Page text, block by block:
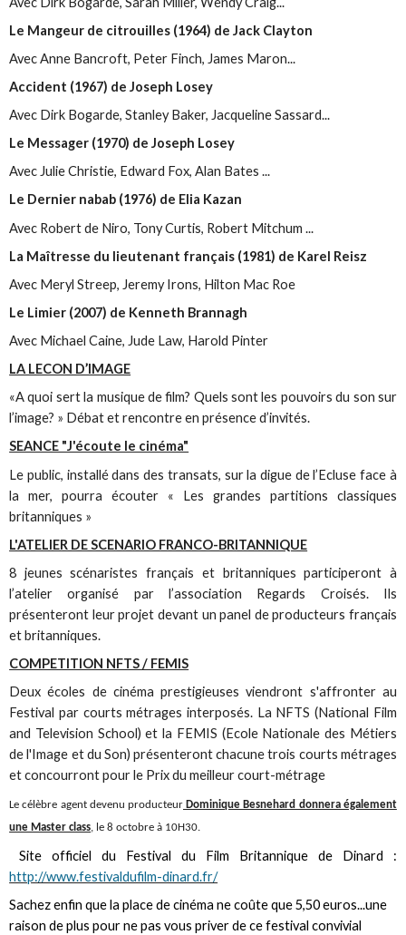
Le Mangeur de citrouilles (1964) de Jack Clayton
Avec Anne Bancroft, Peter Finch, James Maron...
Accident (1967) de Joseph Losey
Avec Dirk Bogarde, Stanley Baker, Jacqueline Sassard...
Le Messager (1970) de Joseph Losey
Avec Julie Christie, Edward Fox, Alan Bates ...
Le Dernier nabab (1976) de Elia Kazan
Avec Robert de Niro, Tony Curtis, Robert Mitchum ...
La Maîtresse du lieutenant français (1981) de Karel Reisz
Avec Meryl Streep, Jeremy Irons, Hilton Mac Roe
Le Limier (2007) de Kenneth Brannagh
Avec Michael Caine, Jude Law, Harold Pinter
LA LECON D’IMAGE
«A quoi sert la musique de film? Quels sont les pouvoirs du son sur
l’image? » Débat et rencontre en présence d’invités.
SEANCE "J'écoute le cinéma"
Le public, installé dans des transats, sur la digue de l’Ecluse face à
la mer, pourra écouter « Les grandes partitions classiques
britanniques »
L'ATELIER DE SCENARIO FRANCO-BRITANNIQUE
8 jeunes scénaristes français et britanniques participeront à
l’atelier organisé par l’association Regards Croisés. Ils
présenteront leur projet devant un panel de producteurs français
et britanniques.
COMPETITION NFTS / FEMIS
Deux écoles de cinéma prestigieuses viendront s'affronter au
Festival par courts métrages interposés. La NFTS (National Film
and Television School) et la FEMIS (Ecole Nationale des Métiers
de l'Image et du Son) présenteront chacune trois courts métrages
et concourront pour le Prix du meilleur court-métrage
Le célèbre agent devenu producteur Dominique Besnehard donnera également
une Master class, le 8 octobre à 10H30.
Site officiel du Festival du Film Britannique de Dinard :
http://www.festivaldufilm-dinard.fr/
Sachez enfin que la place de cinéma ne coûte que 5,50 euros...une
raison de plus pour ne pas vous priver de ce festival convivial